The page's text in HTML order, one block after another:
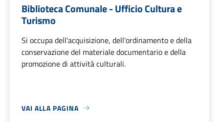
Biblioteca Comunale - Ufficio Cultura e
Turismo
Si occupa dell'acquisizione, dell'ordinamento e della
conservazione del materiale documentario e della
promozione di attività culturali.
VAI ALLA PAGINA